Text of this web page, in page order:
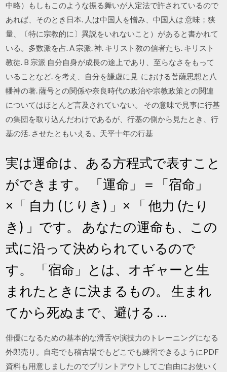
中略）もしもこのような振る舞いが人定法で許されているので
あれば、そのとき日本. 人は中国人を憎み、中国人は 意味；狭
量、〔特に宗教的に〕異説をいれないこと）があると書かれて
いる。多数派を占. A 宗派. 神. キリスト教の信者たち. キリスト
教徒. B 宗派 自分自身が成長の途上であり、至らなさをもって
いることなど. を考え、自分を謙虚に見 における菩薩思想と八
幡神の著. 薩号との関係や奈良時代の政治や宗教政策との関連
についてはほとんど言及されていない。 その意味で見事に行基
の集団を取り込んだわけであるが、行基の側から見たとき、行
基の活. させたともいえる。天平十年の行基
実は運命は、ある方程式で表すこと
ができます。 「運命」＝「宿命」
×「 自力 (じりき) 」× 「 他力 (たり
き) 」です。 あなたの運命も、この
式に沿って決められているので
す。 「宿命」とは、オギャーと生
まれたときに決まるもの。 生まれ
てから死ぬまで、避ける …
俳優になるための基本的な滑舌や演技力のトレーニングになる
外郎売り。自宅でも稽古場でもどこでも練習できるようにPDF
資料も用意しましたのでプリントアウトしてご自由にお使いく